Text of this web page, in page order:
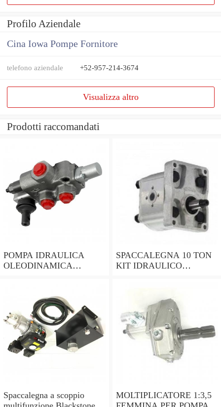
Profilo Aziendale
Cina Iowa Pompe Fornitore
telefono aziendale +52-957-214-3674
Visualizza altro
Prodotti raccomandati
POMPA IDRAULICA
OLEODINAMICA
TRATTORE LANDINI
SPACCALEGNA 10 TON
KIT IDRAULICO
DELTASTORE
Spaccalegna a scoppio
MOLTIPLICATORE 1:3,5